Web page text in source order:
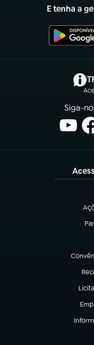
E tenha a
Siga-
(abre
(abre